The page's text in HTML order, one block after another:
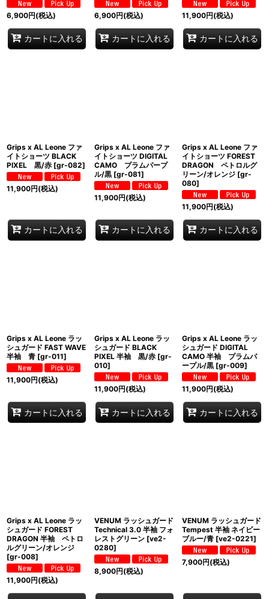
6,900円(税込)
カートに入れる
6,900円(税込)
カートに入れる
11,900円(税込)
カートに入れる
Grips x AL Leone ファ
イトショーツ BLACK
PIXEL 黒/赤 [gr-082]
11,900円(税込)
カートに入れる
Grips x AL Leone ファ
イトショーツ DIGITAL
CAMO プラムパープ
ル/黒 [gr-081]
11,900円(税込)
カートに入れる
Grips x AL Leone ファ
イトショーツ FOREST
DRAGON ペトロルグ
リーン/オレンジ [gr-
080]
11,900円(税込)
カートに入れる
Grips x AL Leone ラッ
シュガード FAST WAVE
半袖 青 [gr-011]
11,900円(税込)
カートに入れる
Grips x AL Leone ラッ
シュガード BLACK
PIXEL 半袖 黒/赤 [gr-
010]
11,900円(税込)
カートに入れる
Grips x AL Leone ラッ
シュガード DIGITAL
CAMO 半袖 プラムパ
ープル/黒 [gr-009]
11,900円(税込)
カートに入れる
Grips x AL Leone ラッ
シュガード FOREST
DRAGON 半袖 ペトロ
ルグリーン/オレンジ
[gr-008]
11,900円(税込)
VENUM ラッシュガード
Technical 3.0 半袖 フォ
レストグリーン [ve2-
0280]
8,900円(税込)
VENUM ラッシュガード
Tempest 半袖 ネイビー
ブルー/青 [ve2-0221]
7,900円(税込)